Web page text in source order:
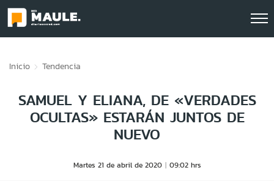
Inicio Tendencia
SAMUEL Y ELIANA, DE «VERDADES
OCULTAS» ESTARÁN JUNTOS DE
NUEVO
Martes 21 de abril de 2020 09:02 hrs